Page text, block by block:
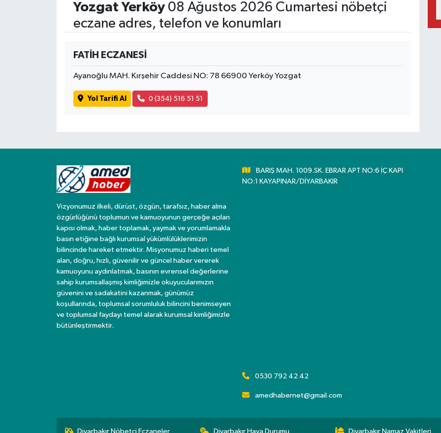
Yozgat Yerköy08 Ağustos 2026 Cumartesi nöbetçi
eczane adres, telefon ve konumları
FATİH ECZANESİ
Ayanoğlu MAH. Kırşehir Caddesi NO: 78 66900 Yerköy Yozgat
Yol Tarifi Al 0 (354) 516 51 51
Vizyonumuz ilkeli, dürüst, özgün, tarafsız, haber alma
özgürlüğünü toplumun ve kamuoyunun gerçeğe açılan
kapısı olmak, haber toplamak, yaymak ve yorumlamakla
basın etiğine bağlı kurumsal yükümlülüklerimizin
bilincinde hareket etmektir. Misyonumuz haberi temel
alan, doğru, hızlı, güvenilir ve güncel haber vererek
kamuoyunu aydınlatmak, basının evrensel değerlerine
sahip kurumsallaşmış kimliğimizle okuyucularımızın
güvenini ve sadakatini kazanmak, günümüz
koşullarında, toplumsal sorumluluk bilincini benimseyen
ve toplumsal faydayı temel alarak kurumsal kimliğimizle
bütünleştirmektir.
BARIŞ MAH. 1009.SK. EBRAR APT NO:6 İÇ KAPI
NO:1 KAYAPINAR/DİYARBAKIR
0530 792 42 42
amedhabernet@gmail.com
Diyarbakır Nöbetçi Eczaneler Diyarbakır Hava Durumu Diyarbakır Namaz Vakitleri